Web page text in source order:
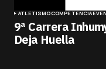
ATLETISMOCOMPETENCIA
9ª Carrera
Deja Huella